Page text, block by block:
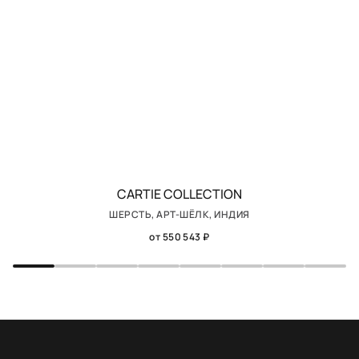
CARTIE COLLECTION
ШЕРСТЬ, АРТ-ШЁЛК, ИНДИЯ
от 550 543 ₽